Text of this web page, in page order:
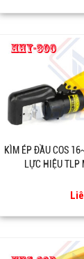
KÌM ÉP ĐẦU COS
LỰC HIỆU